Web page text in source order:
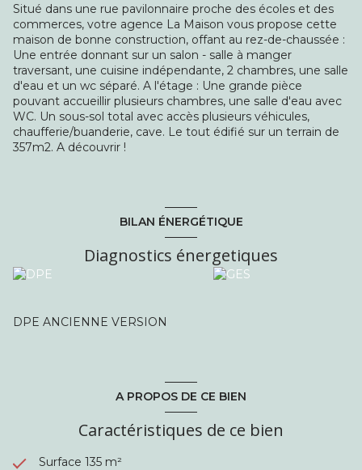
Situé dans une rue pavilonnaire proche des écoles et des
commerces, votre agence La Maison vous propose cette
maison de bonne construction, offant au rez-de-chaussée :
Une entrée donnant sur un salon - salle à manger
traversant, une cuisine indépendante, 2 chambres, une salle
d'eau et un wc séparé. A l'étage : Une grande pièce
pouvant accueillir plusieurs chambres, une salle d'eau avec
WC. Un sous-sol total avec accès plusieurs véhicules,
chaufferie/buanderie, cave. Le tout édifié sur un terrain de
357m2. A découvrir !
BILAN ÉNERGÉTIQUE
Diagnostics énergetiques
DPE ANCIENNE VERSION
A PROPOS DE CE BIEN
Caractéristiques de ce bien
Surface 135 m²